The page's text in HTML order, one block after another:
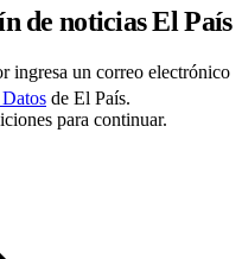
de noticias El País
ingresa un correo electrónico
de El País.
para continuar.